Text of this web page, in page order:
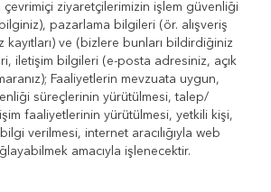
ziyaretçilerimizin işlem güvenliği
pazarlama bilgileri (ör. alışveriş
ve (bizlere bunları bildirdiğiniz
iletişim bilgileri (e-posta adresiniz, açık
Faaliyetlerin mevzuata uygun,
süreçlerinin yürütülmesi, talep/
faaliyetlerinin yürütülmesi, yetkili kişi,
verilmesi, internet aracılığıyla web
amacıyla işlenecektir.